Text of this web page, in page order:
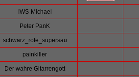
IWS-Michael
Peter PanK
schwarz_rote_supersau
painkiller
Der wahre Gitarrengott